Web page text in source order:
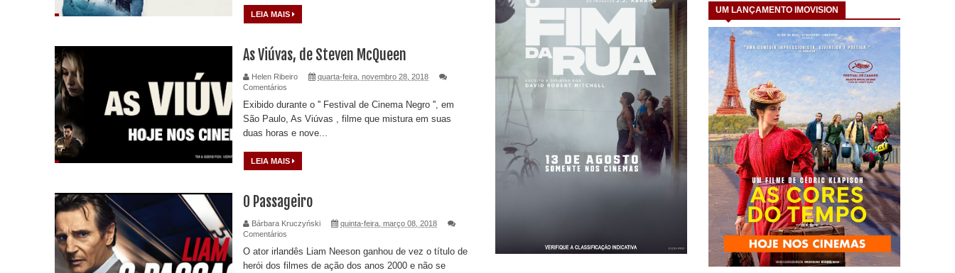
LEIA MAIS
As Viúvas, de Steven McQueen
Helen Ribeiro
quarta-feira, novembro 28, 2018
Comentários
Exibido durante o '' Festival de Cinema Negro '', em
São Paulo, As Viúvas , filme que mistura em suas
duas horas e nove...
LEIA MAIS
O Passageiro
Bárbara Kruczyński
quinta-feira, março 08, 2018
Comentários
O ator irlandês Liam Neeson ganhou de vez o título de
herói dos filmes de ação dos anos 2000 e não se
UM LANÇAMENTO IMOVISION